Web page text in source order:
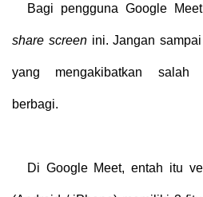
Bagi pengguna Google
share screenini. Jangan
yang mengakibatkan salah
berbagi.
Di Google Meet, entah itu